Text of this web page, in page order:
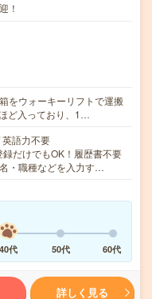
！
をウォーキーリフトで運搬
ど入っており、1…
語力不要
だけでもOK！履歴書不要
・職種などを入力す…
40代 50代 60代
詳しく見る